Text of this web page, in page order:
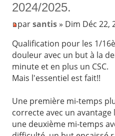
2024/2025.
parsantis» Dim Déc 22,
Qualification pour les 1/
douleur avec un but à la
minute et en plus un CSC.
Mais l'essentiel est fait!!
Une première mi-temps
correcte avec un avantage
une deuxième mi-temps